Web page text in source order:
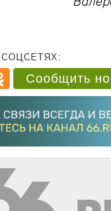
Сообщить